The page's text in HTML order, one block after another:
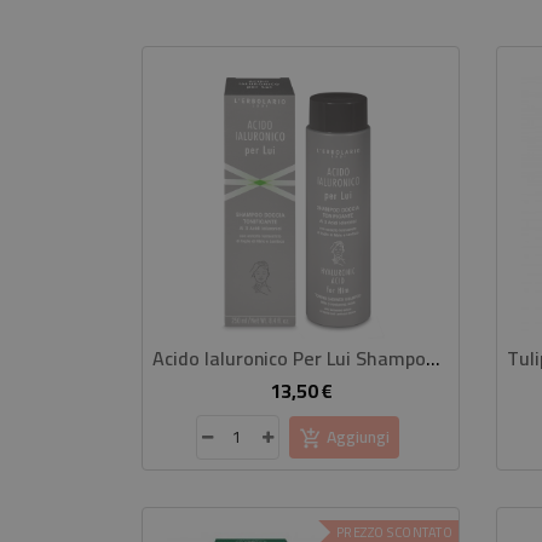
Acido Ialuronico Per Lui Shampoo Doccia Tonificante
13,50 €Prezzo
Aggiungi
PREZZO SCONTATO